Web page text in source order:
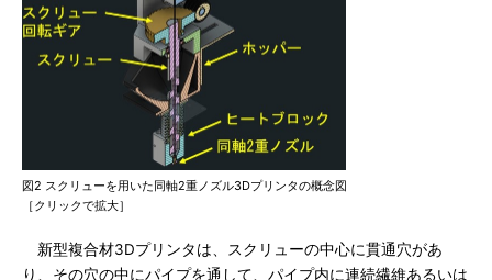
図2 スクリューを用いた同軸2重ノズル3Dプリンタの概念図
［クリックで拡大］
新型複合材3Dプリンタは、スクリューの中心に貫通穴があ
り、その穴の中にパイプを通して、パイプ内に連続繊維あるいは